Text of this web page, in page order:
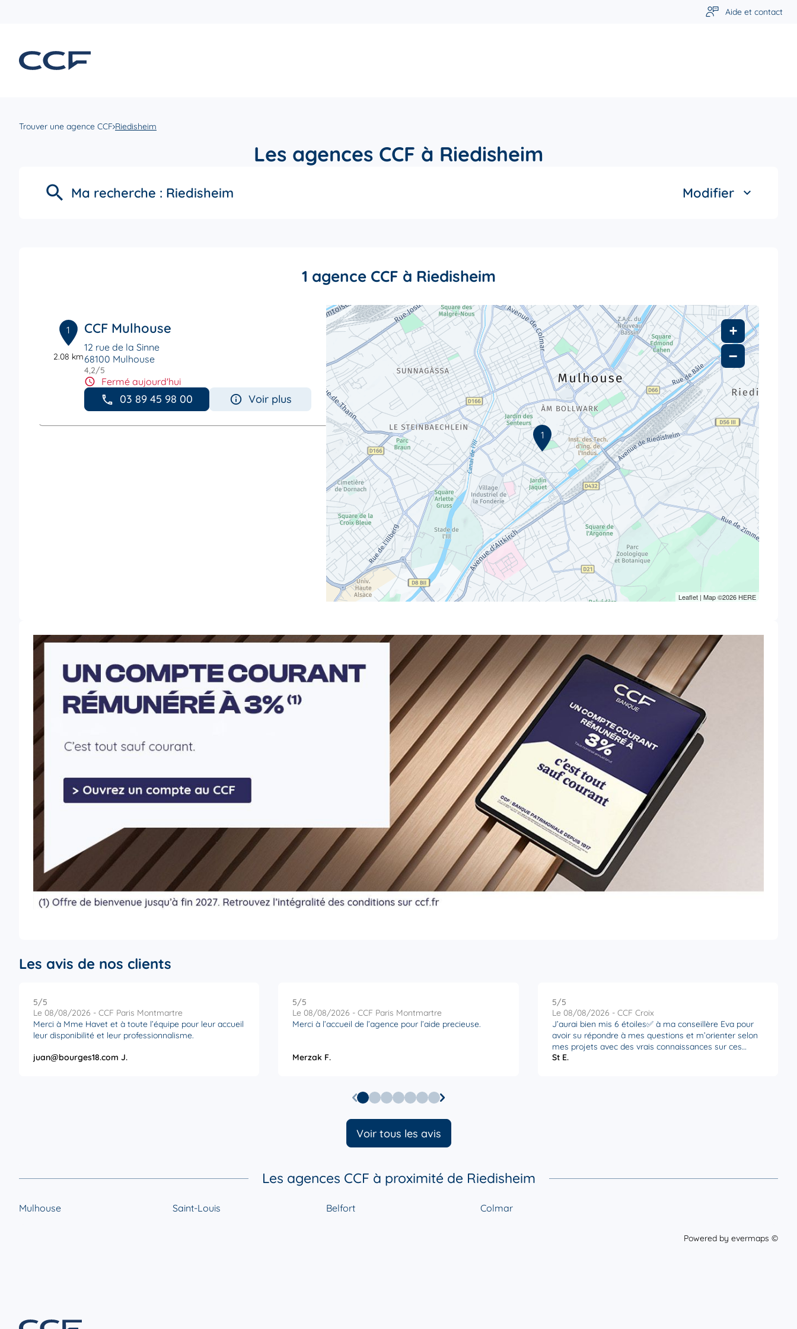
Aide et contact
Trouver une agence CCF Riedisheim
Les agences CCF à Riedisheim
Ma recherche : Riedisheim Modifier
1 agence CCF à Riedisheim
1
2.08 km
CCF Mulhouse
12 rue de la Sinne
68100 Mulhouse
4,2/5
Fermé aujourd'hui
03 89 45 98 00 Voir plus
1
+
−
Leaflet| Map ©2026 HERE
Les avis de nos clients
5/5
Le 08/08/2026 - CCF Paris Montmartre
Merci à Mme Havet et à toute l’équipe pour leur accueil
leur disponibilité et leur professionnalisme.
juan@bourges18.com J.
5/5
Le 08/08/2026 - CCF Paris Montmartre
Merci à l’accueil de l’agence pour l’aide precieuse.
Merzak F.
5/5
Le 08/08/2026 - CCF Croix
J’aurai bien mis 6 étoiles✅ à ma conseillère Eva pour
avoir su répondre à mes questions et m’orienter selon
mes projets avec des vrais connaissances sur ces
sujets.
St E.
Voir tous les avis
Les agences CCF à proximité de Riedisheim
Mulhouse Saint-Louis Belfort Colmar
Powered by evermaps ©